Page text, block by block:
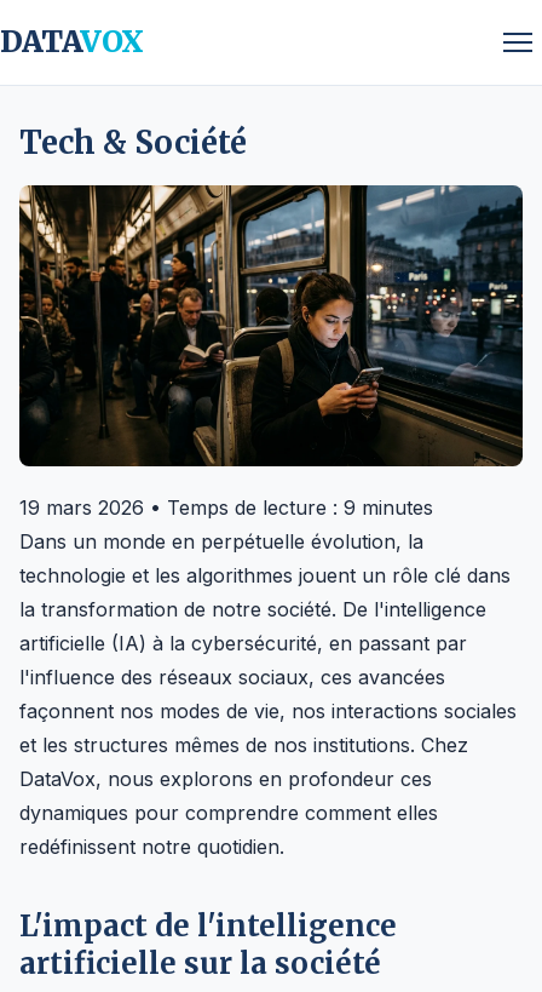
DATAVOX
Tech & Société
19 mars 2026 • Temps de lecture : 9 minutes
Dans un monde en perpétuelle évolution, la
technologie et les algorithmes jouent un rôle clé dans
la transformation de notre société. De l'intelligence
artificielle (IA) à la cybersécurité, en passant par
l'influence des réseaux sociaux, ces avancées
façonnent nos modes de vie, nos interactions sociales
et les structures mêmes de nos institutions. Chez
DataVox, nous explorons en profondeur ces
dynamiques pour comprendre comment elles
redéfinissent notre quotidien.
L'impact de l'intelligence
artificielle sur la société